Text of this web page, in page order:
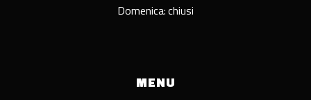
Domenica: chiusi
MENU